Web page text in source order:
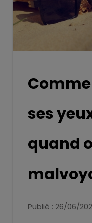
ses
quand
Publié : 26/06/